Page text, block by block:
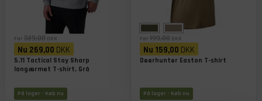
Før 329,00 DKK
Nu 269,00 DKK
5.11 Tactical Stay Sharp
langærmet T-shirt, Grå
På lager - Køb nu
Før 199,00 DKK
Nu 159,00 DKK
Deerhunter Easton T-shirt
På lager - Køb nu